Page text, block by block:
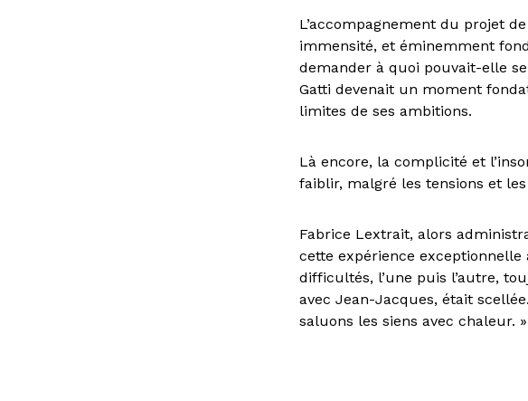
L’accompagnement du projet
immensité, et éminemment
demander à quoi pouvait-elle
Gatti devenait un moment
limites de ses ambitions.
Là encore, la complicité et
faiblir, malgré les tensions et
Fabrice Lextrait, alors
cette expérience
difficultés, l’une puis l’autre,
avec Jean-Jacques, était
saluons les siens avec chaleur. »